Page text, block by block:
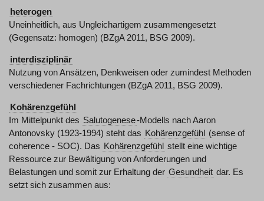
heterogen
Uneinheitlich, aus Ungleichartigem zusammengesetzt
(Gegensatz: homogen) (BZgA 2011, BSG 2009).
interdisziplinär
Nutzung von Ansätzen, Denkweisen oder zumindest Methoden
verschiedener Fachrichtungen (BZgA 2011, BSG 2009).
Kohärenzgefühl
Im Mittelpunkt des Salutogenese-Modells nach Aaron
Antonovsky (1923-1994) steht das Kohärenzgefühl (sense of
coherence - SOC). Das Kohärenzgefühl stellt eine wichtige
Ressource zur Bewältigung von Anforderungen und
Belastungen und somit zur Erhaltung der Gesundheit dar. Es
setzt sich zusammen aus: